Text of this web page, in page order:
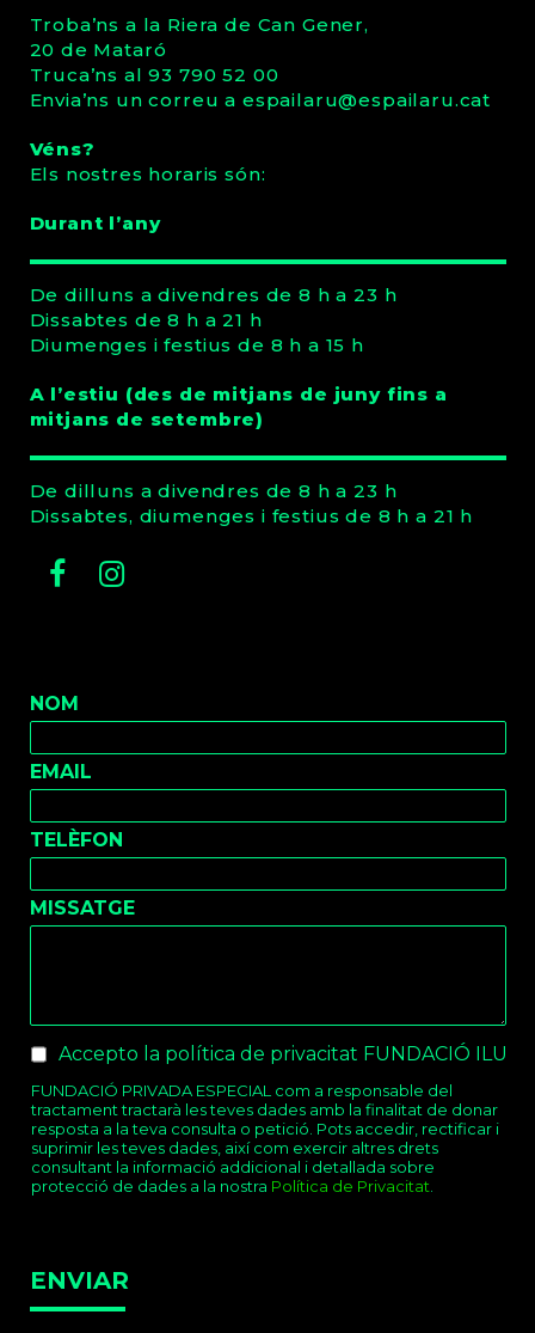
Troba’ns a la Riera de Can Gener,
20 de Mataró
Truca’ns al 93 790 52 00
Envia’ns un correu a espailaru@espailaru.cat
Véns?
Els nostres horaris són:
Durant l’any
De dilluns a divendres de 8 h a 23 h
Dissabtes de 8 h a 21 h
Diumenges i festius de 8 h a 15 h
A l’estiu (des de mitjans de juny fins a
mitjans de setembre)
De dilluns a divendres de 8 h a 23 h
Dissabtes, diumenges i festius de 8 h a 21 h
Facebook
Instagram
NOM
EMAIL
TELÈFON
MISSATGE
Checkboxes *
Accepto la política de privacitat FUNDACIÓ
FUNDACIÓ PRIVADA ESPECIAL com a responsable del
tractament tractarà les teves dades amb la finalitat de donar
resposta a la teva consulta o petició. Pots accedir, rectificar i
suprimir les teves dades, així com exercir altres drets
consultant la informació addicional i detallada sobre
protecció de dades a la nostra Política de Privacitat.
ENVIAR